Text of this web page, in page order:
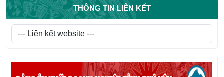
THÔNG TIN LIÊN KẾT